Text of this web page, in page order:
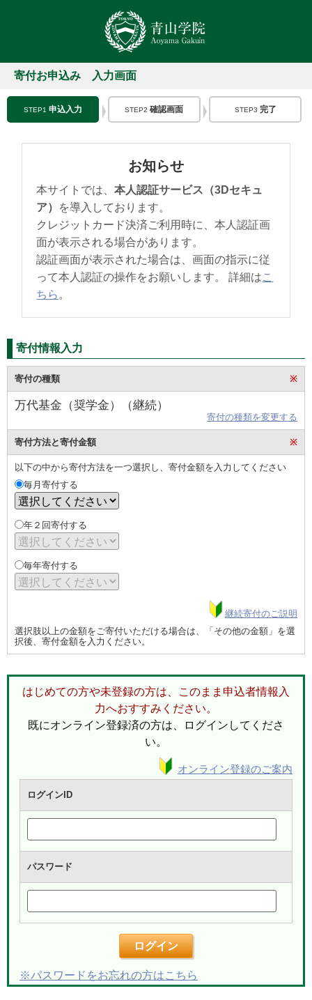
寄付お申込み 入力画面
STEP1 申込入力 STEP2 確認画面 STEP3 完了
お知らせ
本サイトでは、本人認証サービス（3Dセキュ
ア） を導入しております。
クレジットカード決済ご利用時に、本人認証画
面が表示される場合があります。
認証画面が表示された場合は、画面の指示に従
って本人認証の操作をお願いします。 詳細はこ
ちら 。
寄付情報入力
寄付の種類 ※
万代基金（奨学金）（継続）
寄付の種類を変更する
寄付方法と寄付金額 ※
以下の中から寄付方法を一つ選択し、寄付金額を入力してください
毎月寄付する
年２回寄付する
毎年寄付する
継続寄付のご説明
選択肢以上の金額をご寄付いただける場合は、「その他の金額」を選
択後、寄付金額を入力ください。
はじめての方や未登録の方は、このまま申込者情報入
力へおすすみください。
既にオンライン登録済の方は、ログインしてくださ
い。
オンライン登録のご案内
ログインID
パスワード
ログイン
※パスワードをお忘れの方はこちら